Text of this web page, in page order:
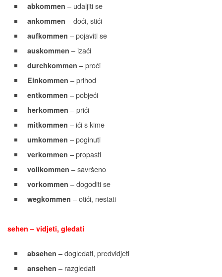
abkommen – udaljiti se
ankommen – doći, stići
aufkommen – pojaviti se
auskommen – izaći
durchkommen – proći
Einkommen – prihod
entkommen – pobjeći
herkommen – prići
mitkommen – ići s kime
umkommen – poginuti
verkommen – propasti
vollkommen – savršeno
vorkommen – dogoditi se
wegkommen – otići, nestati
sehen – vidjeti, gledati
absehen – dogledati, predvidjeti
ansehen – razgledati